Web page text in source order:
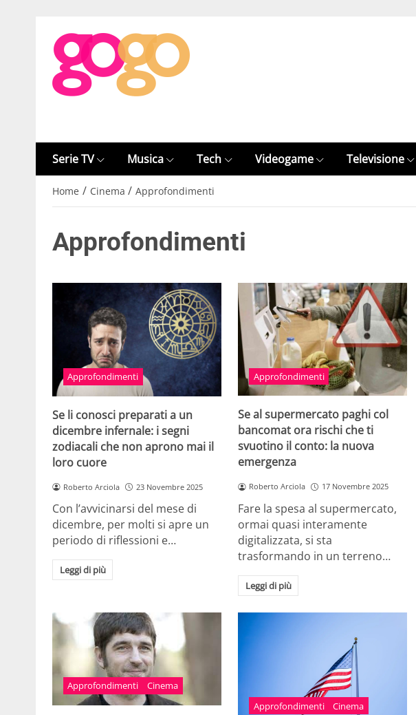
Serie TV Musica Tech Videogame Televisione
Home / Cinema / Approfondimenti
Approfondimenti
Approfondimenti
Se li conosci preparati a un
dicembre infernale: i segni
zodiacali che non aprono mai il
loro cuore
Roberto Arciola 23 Novembre 2025
Con l’avvicinarsi del mese di
dicembre, per molti si apre un
periodo di riflessioni e…
Leggi di più
Approfondimenti
Se al supermercato paghi col
bancomat ora rischi che ti
svuotino il conto: la nuova
emergenza
Roberto Arciola 17 Novembre 2025
Fare la spesa al supermercato,
ormai quasi interamente
digitalizzata, si sta
trasformando in un terreno…
Leggi di più
Approfondimenti Cinema
Approfondimenti Cinema